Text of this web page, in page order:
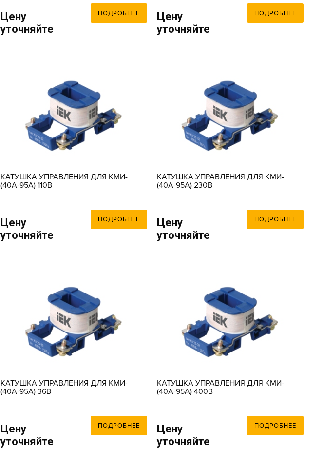
Цену
уточняйте
ПОДРОБНЕЕ
Цену
уточняйте
ПОДРОБНЕЕ
КАТУШКА УПРАВЛЕНИЯ ДЛЯ КМИ-
(40А-95А) 110В
Цену
уточняйте
ПОДРОБНЕЕ
КАТУШКА УПРАВЛЕНИЯ ДЛЯ КМИ-
(40А-95А) 230В
Цену
уточняйте
ПОДРОБНЕЕ
КАТУШКА УПРАВЛЕНИЯ ДЛЯ КМИ-
(40А-95А) 36В
Цену
уточняйте
ПОДРОБНЕЕ
КАТУШКА УПРАВЛЕНИЯ ДЛЯ КМИ-
(40А-95А) 400В
Цену
уточняйте
ПОДРОБНЕЕ